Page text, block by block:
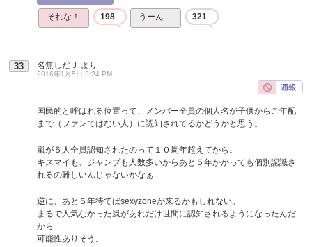
それな！ 198 うーん… 321
33 名無しだＪ より
2016年1月5日 3:24 PM
国民的と呼ばれる位置って、メンバー全員の個人名が子供からご年配
まで（ファンではない人）に認知されてるかどうかと思う。
嵐が５人全員認知されたのって１０周年超えてから。
キスマイも、ジャンプも人数多いからあと５年かかっても個別認識さ
れるの難しいんじゃないかなぁ
逆に、あと５年待てばsexyzoneが来るかもしれない。
まるで人気なかった嵐があれだけ世間に認知されるようになったんだ
から
可能性ありそう。